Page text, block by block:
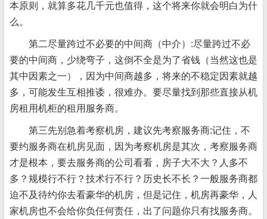
本原则，就算多花几千元也值得，这个将来你就会明白为什
么。
第二尽量跨过不必要的中间商（中介）:尽量跨过不必
要的中间商，少绕弯子，这倒不全是为了省钱（当然这也是
其中因素之一），因为中间商越多，将来的不稳定因素就越
多，可能发生互相推诿，很难办。要尽量找到那些直接从机
房租用机柜的租用服务商。
第三先别急着考察机房，建议先考察服务商:记住，不
要约服务商在机房见面，因为考察机房是其次，考察服务商
才是根本，要去服务商的公司看看，房子大不大？人多不
多？规模行不行？技术行不行？历史长不长？一般服务商都
迫不及待约你去看豪华的机房，但是记住，机房再豪华，人
家机房也不会给你负任何责任，出了问题你只有找服务商。